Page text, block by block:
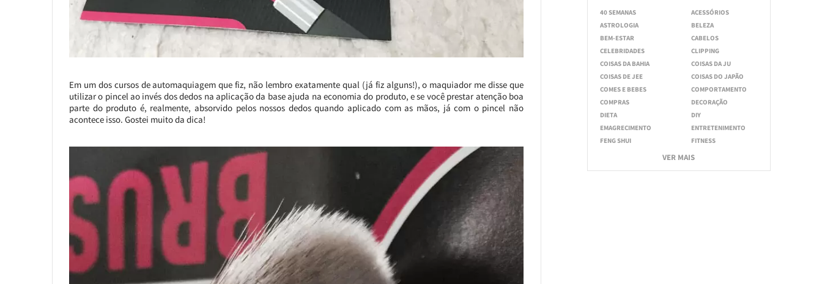
Em um dos cursos de automaquiagem que fiz, não lembro exatamente qual (já fiz alguns!), o maquiador me disse que
utilizar o pincel ao invés dos dedos na aplicação da base ajuda na economia do produto, e se você prestar atenção boa
parte do produto é, realmente, absorvido pelos nossos dedos quando aplicado com as mãos, já com o pincel não
acontece isso. Gostei muito da dica!
40 SEMANAS
ACESSÓRIOS
ASTROLOGIA
BELEZA
BEM-ESTAR
CABELOS
CELEBRIDADES
CLIPPING
COISAS DA BAHIA
COISAS DA JU
COISAS DE JEE
COISAS DO JAPÃO
COMES E BEBES
COMPORTAMENTO
COMPRAS
DECORAÇÃO
DIETA
DIY
EMAGRECIMENTO
ENTRETENIMENTO
FENG SHUI
FITNESS
VER MAIS